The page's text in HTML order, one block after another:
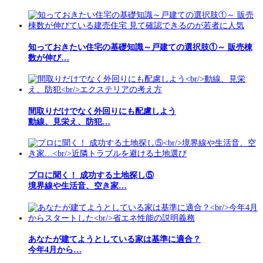
知っておきたい住宅の基礎知識～戸建ての選択肢①～ 販売棟
数が伸び…
間取りだけでなく外回りにも配慮しよう
動線、見栄え、防犯…
プロに聞く！ 成功する土地探し⑤
境界線や生活音、空き家…
あなたが建てようとしている家は基準に適合？
今年4月から…